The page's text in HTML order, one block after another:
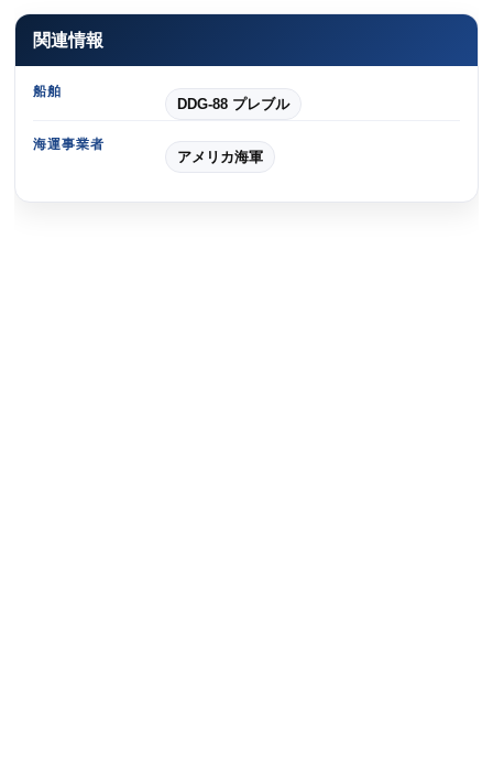
関連情報
船舶
DDG-88 プレブル
海運事業者
アメリカ海軍